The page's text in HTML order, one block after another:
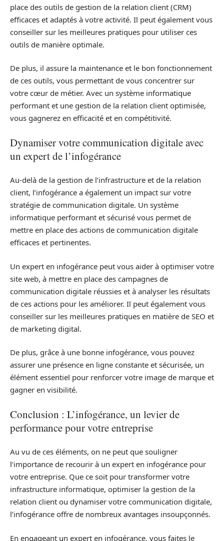
place des outils de gestion de la relation client (CRM)
efficaces et adaptés à votre activité. Il peut également vous
conseiller sur les meilleures pratiques pour utiliser ces
outils de manière optimale.
De plus, il assure la maintenance et le bon fonctionnement
de ces outils, vous permettant de vous concentrer sur
votre cœur de métier. Avec un système informatique
performant et une gestion de la relation client optimisée,
vous gagnerez en efficacité et en compétitivité.
Dynamiser votre communication digitale avec
un expert de l’infogérance
Au-delà de la gestion de l’infrastructure et de la relation
client, l’infogérance a également un impact sur votre
stratégie de communication digitale. Un système
informatique performant et sécurisé vous permet de
mettre en place des actions de communication digitale
efficaces et pertinentes.
Un expert en infogérance peut vous aider à optimiser votre
site web, à mettre en place des campagnes de
communication digitale réussies et à analyser les résultats
de ces actions pour les améliorer. Il peut également vous
conseiller sur les meilleures pratiques en matière de SEO et
de marketing digital.
De plus, grâce à une bonne infogérance, vous pouvez
assurer une présence en ligne constante et sécurisée, un
élément essentiel pour renforcer votre image de marque et
gagner en visibilité.
Conclusion : L’infogérance, un levier de
performance pour votre entreprise
Au vu de ces éléments, on ne peut que souligner
l’importance de recourir à un expert en infogérance pour
votre entreprise. Que ce soit pour transformer votre
infrastructure informatique, optimiser la gestion de la
relation client ou dynamiser votre communication digitale,
l’infogérance offre de nombreux avantages insoupçonnés.
En engageant un expert en infogérance, vous faites le